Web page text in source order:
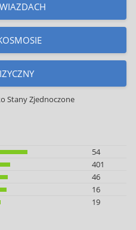
Stany Zjednoczone
54
401
46
16
19